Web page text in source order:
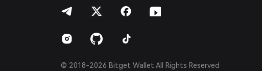
© 2018-2026 Bitget Wallet All Rights Reserved